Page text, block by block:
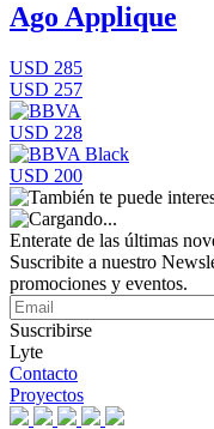
Ago Applique
USD 285
USD 257
USD 228
USD 200
Enterate de las últimas
Suscribite a nuestro
promociones y eventos.
Suscribirse
Lyte
Contacto
Proyectos